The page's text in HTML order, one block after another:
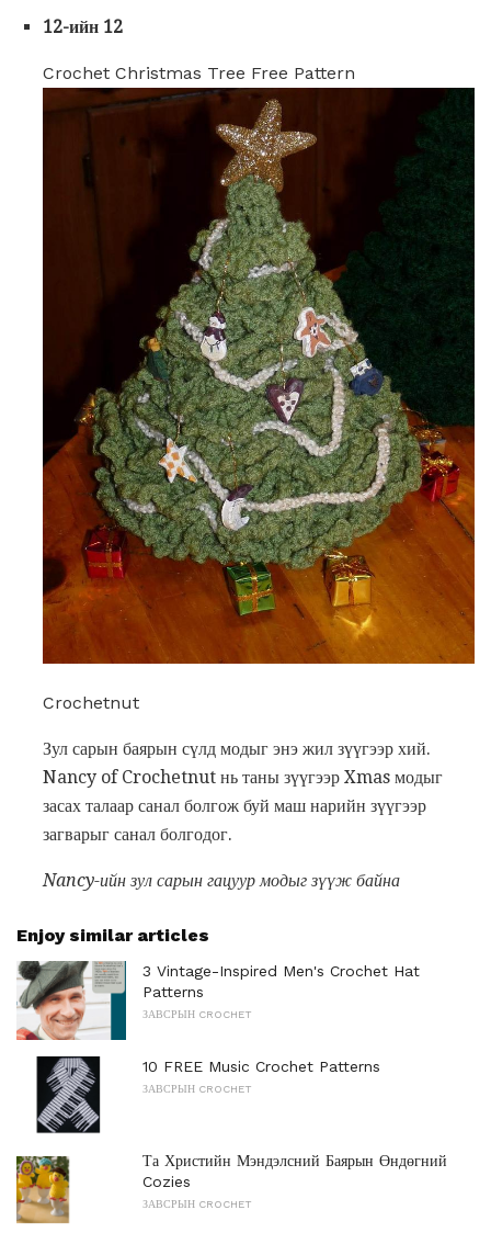
12-ийн 12
Crochet Christmas Tree Free Pattern
Crochetnut
Зул сарын баярын сүлд модыг энэ жил зүүгээр хий.
Nancy of Crochetnut нь таны зүүгээр Xmas модыг
засах талаар санал болгож буй маш нарийн зүүгээр
загварыг санал болгодог.
Nancy-ийн зул сарын гацуур модыг зүүж байна
Enjoy similar articles
3 Vintage-Inspired Men's Crochet Hat
Patterns
ЗАВСРЫН CROCHET
10 FREE Music Crochet Patterns
ЗАВСРЫН CROCHET
Та Христийн Мэндэлсний Баярын Өндөгний
Cozies
ЗАВСРЫН CROCHET